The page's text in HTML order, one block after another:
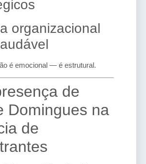
organizacional
é emocional — é estrutural.
de
Domingues na
de